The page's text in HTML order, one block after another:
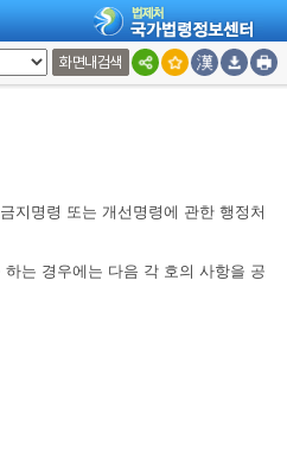
화면내검색
다.
과 같다.
여 국내로 수입하는 어린이제품에는
지명령 또는 개선명령에 관한 행정처
는 경우에는 다음 각 호의 사항을 공